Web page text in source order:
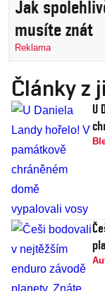
Jak
musíte znát
Reklama
Články z
U